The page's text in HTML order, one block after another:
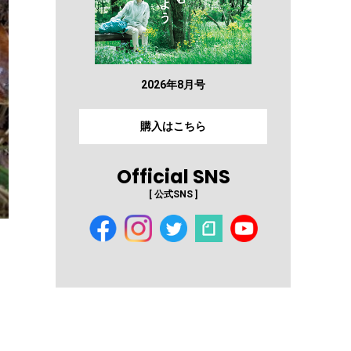
2026年8月号
購入はこちら
Official SNS
[ 公式SNS ]